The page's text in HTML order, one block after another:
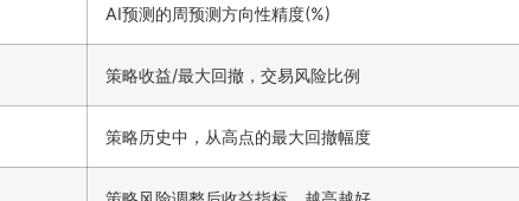
AI预测的周预测方向性精度(%)
策略收益/最大回撤，交易风险比例
策略历史中，从高点的最大回撤幅度